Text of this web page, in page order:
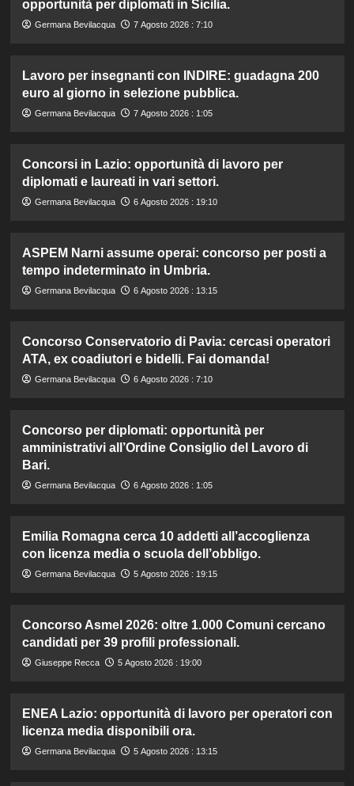
opportunità per diplomati in Sicilia.
Germana Bevilacqua 7 Agosto 2026 : 7:10
Lavoro per insegnanti con INDIRE: guadagna 200
euro al giorno in selezione pubblica.
Germana Bevilacqua 7 Agosto 2026 : 1:05
Concorsi in Lazio: opportunità di lavoro per
diplomati e laureati in vari settori.
Germana Bevilacqua 6 Agosto 2026 : 19:10
ASPEM Narni assume operai: concorso per posti a
tempo indeterminato in Umbria.
Germana Bevilacqua 6 Agosto 2026 : 13:15
Concorso Conservatorio di Pavia: cercasi operatori
ATA, ex coadiutori e bidelli. Fai domanda!
Germana Bevilacqua 6 Agosto 2026 : 7:10
Concorso per diplomati: opportunità per
amministrativi all’Ordine Consiglio del Lavoro di
Bari.
Germana Bevilacqua 6 Agosto 2026 : 1:05
Emilia Romagna cerca 10 addetti all’accoglienza
con licenza media o scuola dell’obbligo.
Germana Bevilacqua 5 Agosto 2026 : 19:15
Concorso Asmel 2026: oltre 1.000 Comuni cercano
candidati per 39 profili professionali.
Giuseppe Recca 5 Agosto 2026 : 19:00
ENEA Lazio: opportunità di lavoro per operatori con
licenza media disponibili ora.
Germana Bevilacqua 5 Agosto 2026 : 13:15